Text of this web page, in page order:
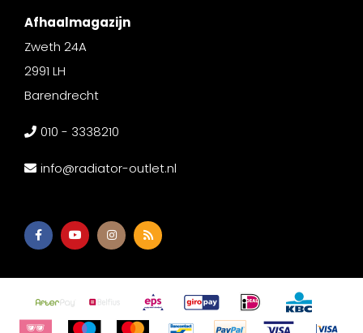
Afhaalmagazijn
Zweth 24A
2991 LH
Barendrecht
010 - 3338210
info@radiator-outlet.nl